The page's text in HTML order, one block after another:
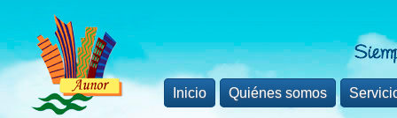
Inicio Quiénes somos